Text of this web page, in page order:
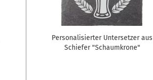
Personalisierter Untersetzer aus
Schiefer "Schaumkrone"